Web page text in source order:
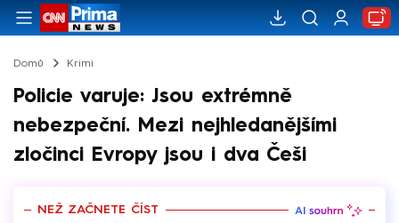
Domů Krimi
Policie varuje: Jsou extrémně
nebezpeční. Mezi nejhledanějšími
zločinci Evropy jsou i dva Češi
NEŽ ZAČNETE ČÍST